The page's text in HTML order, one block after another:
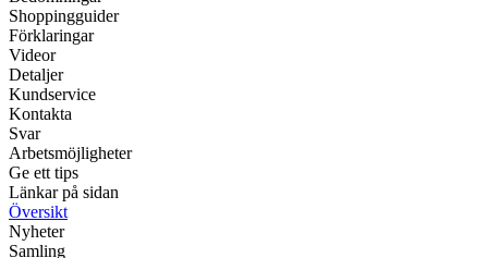
Shoppingguider
Förklaringar
Videor
Detaljer
Kundservice
Kontakta
Svar
Arbetsmöjligheter
Ge ett tips
Länkar på sidan
Översikt
Nyheter
Samling